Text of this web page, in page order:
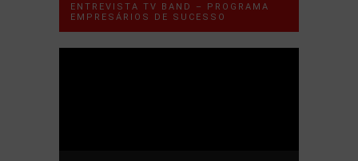
ENTREVISTA TV BAND – PROGRAMA
EMPRESÁRIOS DE SUCESSO